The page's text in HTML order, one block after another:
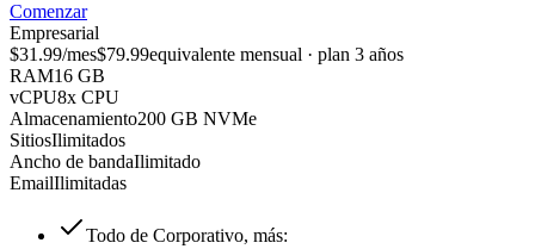
Comenzar
Empresarial
$31.99/mes$79.99equivalente mensual · plan 3 años
RAM16 GB
vCPU8x CPU
Almacenamiento200 GB NVMe
SitiosIlimitados
Ancho de bandaIlimitado
EmailIlimitadas
Todo de Corporativo, más: